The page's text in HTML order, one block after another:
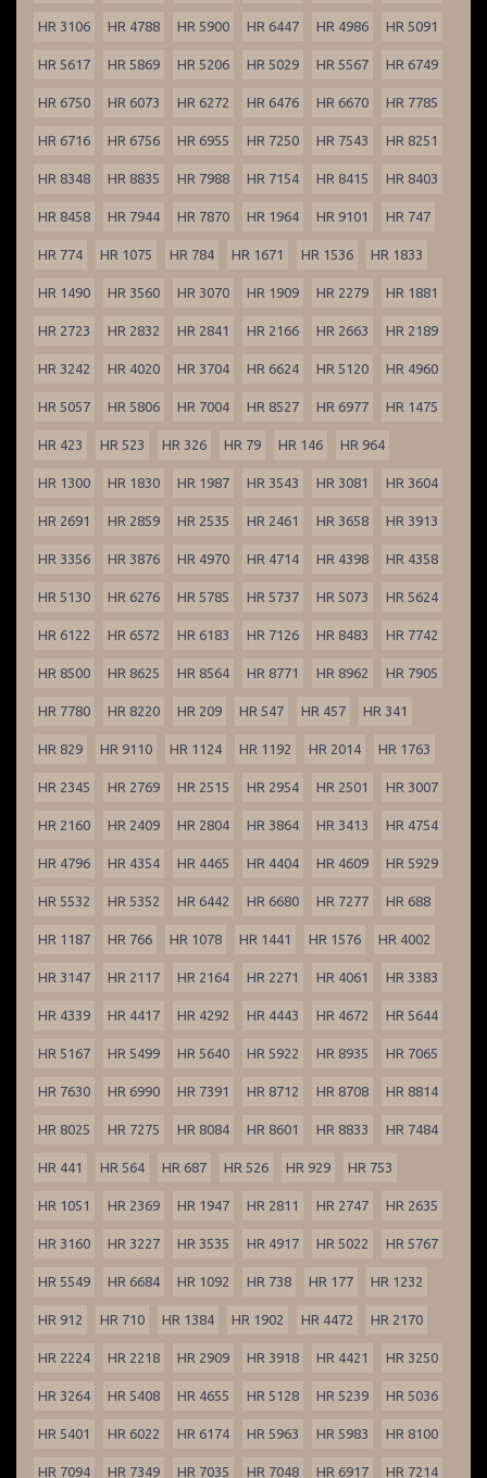
HR 3106 HR 4788 HR 5900 HR 6447 HR 4986 HR 5091
HR 5617 HR 5869 HR 5206 HR 5029 HR 5567 HR 6749
HR 6750 HR 6073 HR 6272 HR 6476 HR 6670 HR 7785
HR 6716 HR 6756 HR 6955 HR 7250 HR 7543 HR 8251
HR 8348 HR 8835 HR 7988 HR 7154 HR 8415 HR 8403
HR 8458 HR 7944 HR 7870 HR 1964 HR 9101 HR 747
HR 774 HR 1075 HR 784 HR 1671 HR 1536 HR 1833
HR 1490 HR 3560 HR 3070 HR 1909 HR 2279 HR 1881
HR 2723 HR 2832 HR 2841 HR 2166 HR 2663 HR 2189
HR 3242 HR 4020 HR 3704 HR 6624 HR 5120 HR 4960
HR 5057 HR 5806 HR 7004 HR 8527 HR 6977 HR 1475
HR 423 HR 523 HR 326 HR 79 HR 146 HR 964
HR 1300 HR 1830 HR 1987 HR 3543 HR 3081 HR 3604
HR 2691 HR 2859 HR 2535 HR 2461 HR 3658 HR 3913
HR 3356 HR 3876 HR 4970 HR 4714 HR 4398 HR 4358
HR 5130 HR 6276 HR 5785 HR 5737 HR 5073 HR 5624
HR 6122 HR 6572 HR 6183 HR 7126 HR 8483 HR 7742
HR 8500 HR 8625 HR 8564 HR 8771 HR 8962 HR 7905
HR 7780 HR 8220 HR 209 HR 547 HR 457 HR 341
HR 829 HR 9110 HR 1124 HR 1192 HR 2014 HR 1763
HR 2345 HR 2769 HR 2515 HR 2954 HR 2501 HR 3007
HR 2160 HR 2409 HR 2804 HR 3864 HR 3413 HR 4754
HR 4796 HR 4354 HR 4465 HR 4404 HR 4609 HR 5929
HR 5532 HR 5352 HR 6442 HR 6680 HR 7277 HR 688
HR 1187 HR 766 HR 1078 HR 1441 HR 1576 HR 4002
HR 3147 HR 2117 HR 2164 HR 2271 HR 4061 HR 3383
HR 4339 HR 4417 HR 4292 HR 4443 HR 4672 HR 5644
HR 5167 HR 5499 HR 5640 HR 5922 HR 8935 HR 7065
HR 7630 HR 6990 HR 7391 HR 8712 HR 8708 HR 8814
HR 8025 HR 7275 HR 8084 HR 8601 HR 8833 HR 7484
HR 441 HR 564 HR 687 HR 526 HR 929 HR 753
HR 1051 HR 2369 HR 1947 HR 2811 HR 2747 HR 2635
HR 3160 HR 3227 HR 3535 HR 4917 HR 5022 HR 5767
HR 5549 HR 6684 HR 1092 HR 738 HR 177 HR 1232
HR 912 HR 710 HR 1384 HR 1902 HR 4472 HR 2170
HR 2224 HR 2218 HR 2909 HR 3918 HR 4421 HR 3250
HR 3264 HR 5408 HR 4655 HR 5128 HR 5239 HR 5036
HR 5401 HR 6022 HR 6174 HR 5963 HR 5983 HR 8100
HR 7094 HR 7349 HR 7035 HR 7048 HR 6917 HR 7214